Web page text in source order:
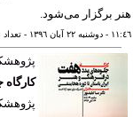
برگزار می‌شود.
- دوشنبه ٢٢ آبان ١٣٩٦ - تعداد
كارگاه